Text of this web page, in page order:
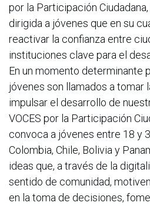
por la Participación
dirigida a jóvenes que en su
reactivar la confianza entre
instituciones clave para el
En un momento determinante
jóvenes son llamados a tomar
impulsar el desarrollo de
VOCES por la Participación
convoca a jóvenes entre 18 y
Colombia, Chile, Bolivia y
ideas que, a través de la
sentido de comunidad,
en la toma de decisiones,